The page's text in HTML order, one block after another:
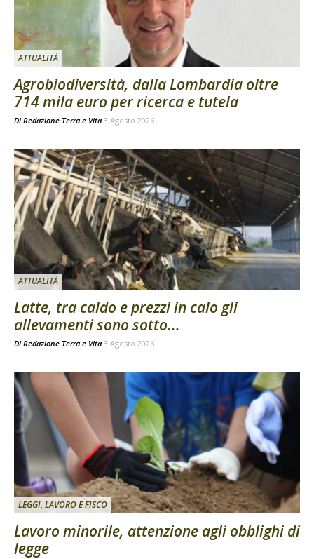
ATTUALITÀ
Agrobiodiversità, dalla Lombardia oltre
714 mila euro per ricerca e tutela
Di Redazione Terra e Vita 3 Agosto 2026
ATTUALITÀ
Latte, tra caldo e prezzi in calo gli
allevamenti sono sotto...
Di Redazione Terra e Vita 3 Agosto 2026
LEGGI, LAVORO E FISCO
Lavoro minorile, attenzione agli obblighi di
legge